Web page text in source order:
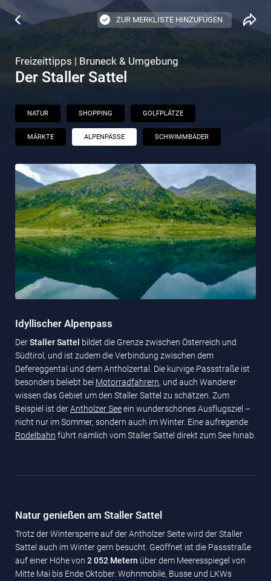
ZUR MERKLISTE HINZUFÜGEN
Freizeittipps | Bruneck & Umgebung
Der Staller Sattel
NATUR SHOPPING GOLFPLÄTZE
MÄRKTE ALPENPÄSSE SCHWIMMBÄDER
Idyllischer Alpenpass
DerStaller Sattel bildet die Grenze zwischen Österreich und
Südtirol, und ist zudem die Verbindung zwischen dem
Defereggental und dem Antholzertal. Die kurvige Passstraße ist
besonders beliebt bei Motorradfahrern, und auch Wanderer
wissen das Gebiet um den Staller Sattel zu schätzen. Zum
Beispiel ist derAntholzer Seeein wunderschönes Ausflugsziel –
nicht nur im Sommer, sondern auch im Winter. Eine aufregende
Rodelbahn führt nämlich vom Staller Sattel direkt zum See hinab.
Natur genießen am Staller Sattel
Trotz der Wintersperre auf der Antholzer Seite wird der Staller
Sattel auch im Winter gern besucht. Geöffnet ist die Passstraße
auf einer Höhe von 2 052 Metern über dem Meeresspiegel von
Mitte Mai bis Ende Oktober. Wohnmobile, Busse und LKWs